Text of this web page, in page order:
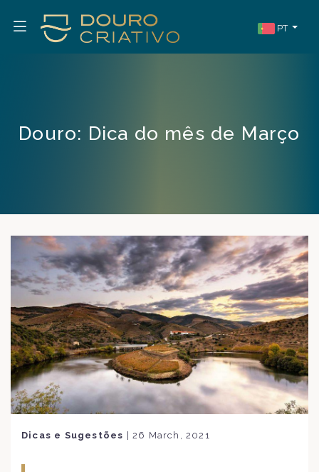
PT
Douro: Dica do mês de Março
Dicas e Sugestões |26 March, 2021